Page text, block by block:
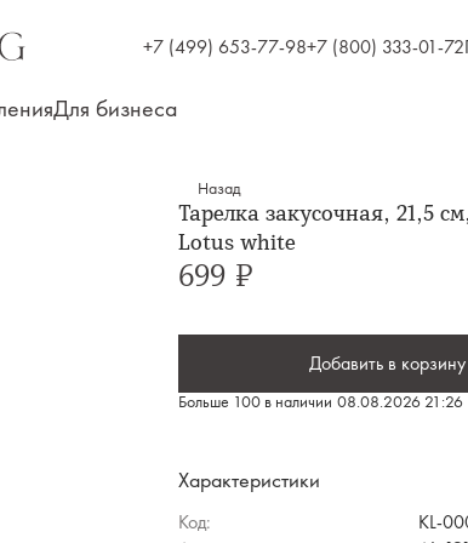
+7 (499) 653-77-98+7 (800) 333-01-72
Для бизнеса
Назад
Тарелка закусочная, 21,5
Lotus white
699 ₽
Больше 100 в наличии 08.08.2026 21:26
Добавить в корзину
Характеристики
Код:
KL-